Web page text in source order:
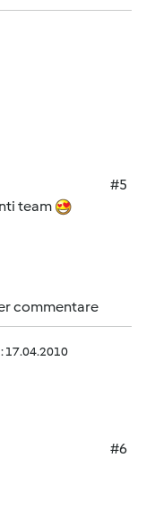
#5
team
commentare
17.04.2010
#6